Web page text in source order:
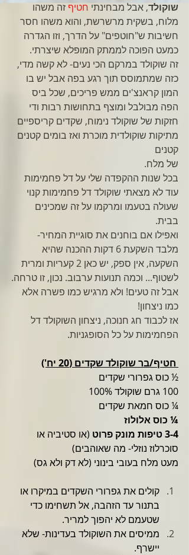
שוקולד, אבל מבחינתי חטיף זה משהו
מלוח, בשקית מרשרשת, והוא משהו חסר
חשיבות ש"חוטפים" על הדרך, וזו הגדרה
כמעט הפוכה לממתק המופלא שיצרתי.
זה שוקולד במרקם הכי נעים- לא קשה מדי,
כזה שמתמוסס תוך רגע בפה אבל יש בו
המון קראנצ'ים ממש פריכים, שכל ביס
הפה מבולבל ומוצף בתחושות רבות ודי
חזקות של שוקולד נימוח, שקדים קריספיים
מתיקות שוקולדית מוכרת ואז בומים קטנים
קטנים
של מלח.
בכל שנות ההקפדה שלי על דל פחמימות
עוד לא מצאתי שוקולד דל פחמימות קנוי
שעולה בטעמו ומרקמו על זה שמכינים
בבית.
ואפילו אם בוחנים את סוגיית המחיר-
מלבד השקעת 6 דקות ההכנה שהיא
השקעה, אין ספק, יש כאן 2 קעריות ומרית
לשטוף... וכמה תנועות ערבוב. נכון, זו טרחה.
אבל זה טעים! ולא מרגיש כמו פשרה אלא
כמו ניצחון!
אז לכבוד חג חנוכה, ניצחון השוקולד דל
הפחמימות על כל הסופגניות.
חטיף/בר שוקולד שקדים (20 יח')
½ כוס גפרורי שקדים
100 גרם שוקולד 100%
¼ כוס חמאת שקדים
¼ כוס אלולוז
3-4 טיפות מונק פרוט
(או סטיביה או
סוכרלוז נוזלי- מה שאוהבים)
מעט מלח בעובי בינוני (לא דק ולא גס)
קולים את גפרורי השקדים במיקרו או
בתנור עד הזהבה, אל תשחימו כדי
שטעמם לא יהפוך למריר.
ממיסים את השוקולד בעדינות- שלא
יישרף.